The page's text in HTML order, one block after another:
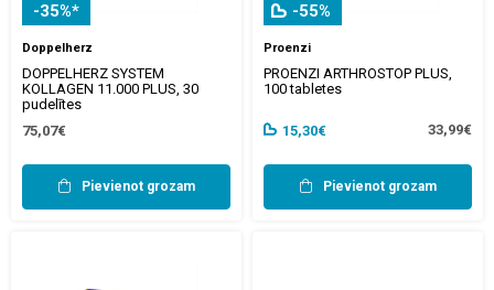
-35%*
Doppelherz
DOPPELHERZ SYSTEM
KOLLAGEN 11.000 PLUS, 30
pudelītes
75,07€
Pievienot grozam
-55%
Proenzi
PROENZI ARTHROSTOP PLUS,
100 tabletes
15,30€ 33,99€
Pievienot grozam